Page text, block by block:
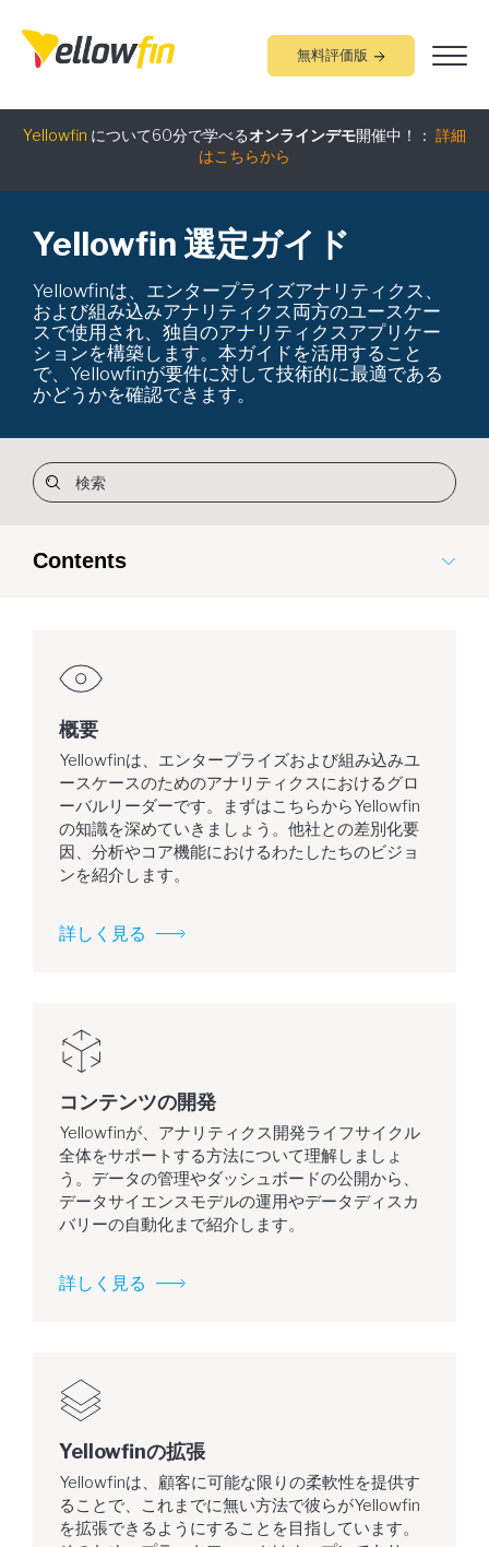
無料評価版
について60分で学べるオンラインデモ
Yellowfin 選定ガイド
Yellowfinは、エンタープライズアナリティクス、
および組み込みアナリティクス両方のユースケー
スで使用され、独自のアナリティクスアプリケー
ションを構築します。本ガイドを活用すること
で、Yellowfinが要件に対して技術的に最適である
かどうかを確認できます。
Contents
概要
Yellowfinは、エンタープライズおよび組み込みユ
ースケースのためのアナリティクスにおけるグロ
ーバルリーダーです。まずはこちらからYellowfin
の知識を深めていきましょう。他社との差別化要
因、分析やコア機能におけるわたしたちのビジョ
ンを紹介します。
詳しく見る
コンテンツの開発
Yellowfinが、アナリティクス開発ライフサイクル
全体をサポートする方法について理解しましょ
う。データの管理やダッシュボードの公開から、
データサイエンスモデルの運用やデータディスカ
バリーの自動化まで紹介します。
詳しく見る
Yellowfinの拡張
Yellowfinは、顧客に可能な限りの柔軟性を提供す
ることで、これまでに無い方法で彼らがYellowfin
を拡張できるようにすることを目指しています。